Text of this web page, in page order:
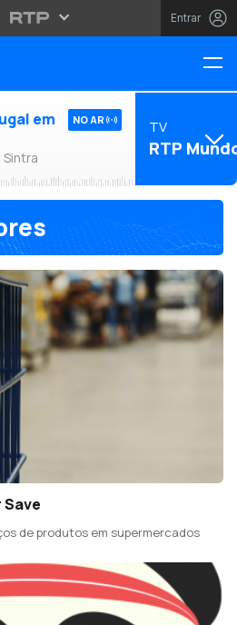
Entrar
em
Sintra
NO AR TV
RTP
de produtos em supermercados